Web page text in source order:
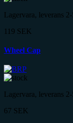
Lagervara, leverans
119 SEK
Wheel Cap
Lagervara, leverans
67 SEK